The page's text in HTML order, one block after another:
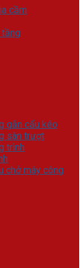
cầm
gắn cẩu kéo
sàn trượt
trình
chở máy công